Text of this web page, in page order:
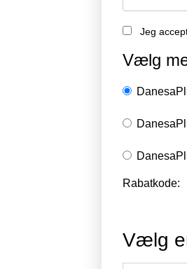
Jeg
Vælg
Rabatkode:
Vælg